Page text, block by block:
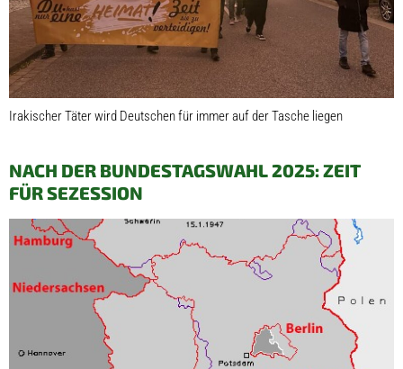
Irakischer Täter wird Deutschen für immer auf der Tasche liegen
NACH DER BUNDESTAGSWAHL 2025: ZEIT
FÜR SEZESSION